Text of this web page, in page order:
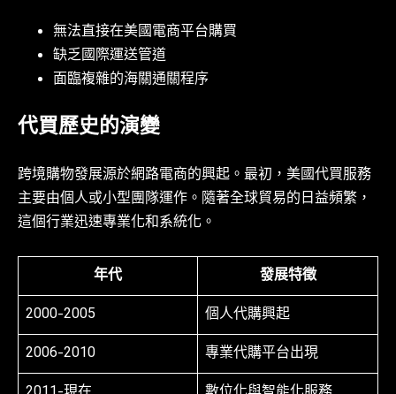
無法直接在美國電商平台購買
缺乏國際運送管道
面臨複雜的海關通關程序
代買歷史的演變
跨境購物發展源於網路電商的興起。最初，美國代買服務
主要由個人或小型團隊運作。隨著全球貿易的日益頻繁，
這個行業迅速專業化和系統化。
年代
發展特徵
2000-2005
個人代購興起
2006-2010
專業代購平台出現